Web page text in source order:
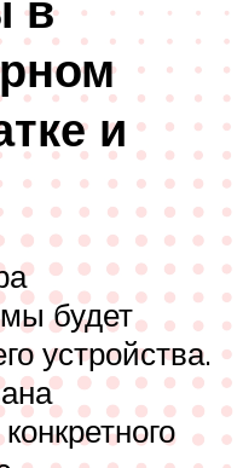
и
будет
устройства.